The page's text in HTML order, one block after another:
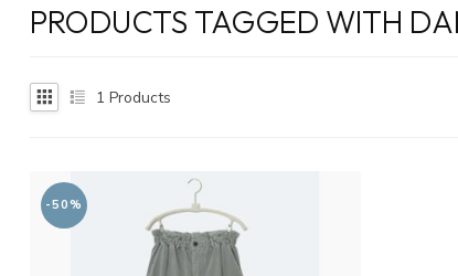
PRODUCTS TAGGED WITH
1 Products
-50%